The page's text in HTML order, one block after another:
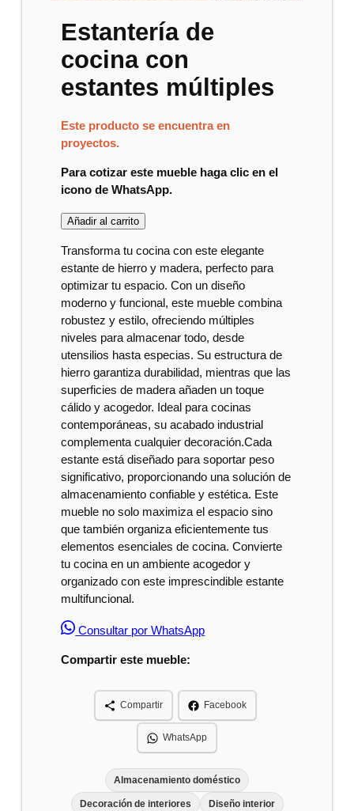
Estantería de
cocina con
estantes múltiples
Este producto se encuentra en
proyectos.
Para cotizar este mueble haga clic en el
icono de WhatsApp.
Añadir al carrito
Transforma tu cocina con este elegante
estante de hierro y madera, perfecto para
optimizar tu espacio. Con un diseño
moderno y funcional, este mueble combina
robustez y estilo, ofreciendo múltiples
niveles para almacenar todo, desde
utensilios hasta especias. Su estructura de
hierro garantiza durabilidad, mientras que las
superficies de madera añaden un toque
cálido y acogedor. Ideal para cocinas
contemporáneas, su acabado industrial
complementa cualquier decoración.Cada
estante está diseñado para soportar peso
significativo, proporcionando una solución de
almacenamiento confiable y estética. Este
mueble no solo maximiza el espacio sino
que también organiza eficientemente tus
elementos esenciales de cocina. Convierte
tu cocina en un ambiente acogedor y
organizado con este imprescindible estante
multifuncional.
Consultar por WhatsApp
Compartir este mueble:
Compartir Facebook
WhatsApp
Almacenamiento doméstico
Decoración de interiores Diseño interior